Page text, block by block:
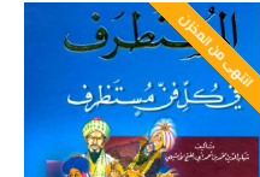
انتهى من المخزن